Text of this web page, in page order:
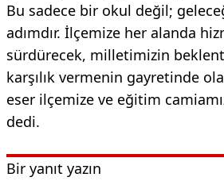
Bu sadece bir okul değil;
adımdır. İlçemize her alanda
sürdürecek, milletimizin
karşılık vermenin gayretinde
eser ilçemize ve eğitim
dedi.
Bir yanıt yazın